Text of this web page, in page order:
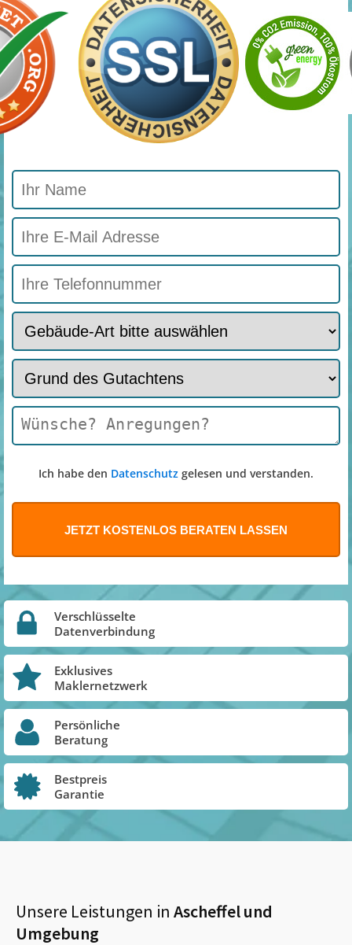
Ich habe den Datenschutz gelesen und verstanden.
Verschlüsselte
Datenverbindung
Exklusives
Maklernetzwerk
Persönliche
Beratung
Bestpreis
Garantie
Unsere Leistungen in Ascheffelund
Umgebung